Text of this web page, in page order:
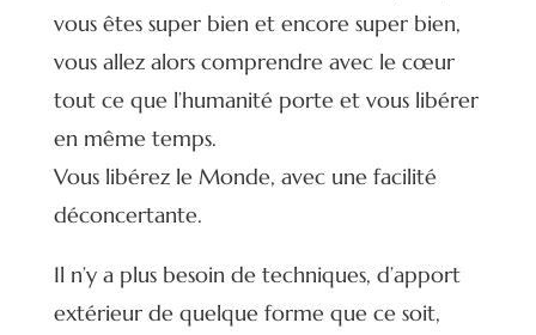
vous êtes super bien et encore super bien,
vous allez alors comprendre avec le cœur
tout ce que l’humanité porte et vous libérer
en même temps.
Vous libérez le Monde, avec une facilité
déconcertante.
Il n’y a plus besoin de techniques, d’apport
extérieur de quelque forme que ce soit,